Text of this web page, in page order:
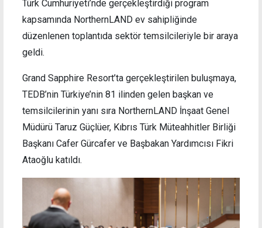
Türk Cumhuriyeti’nde gerçekleştirdiği program
kapsamında NorthernLAND ev sahipliğinde
düzenlenen toplantıda sektör temsilcileriyle bir araya
geldi.
Grand Sapphire Resort’ta gerçekleştirilen buluşmaya,
TEDB’nin Türkiye’nin 81 ilinden gelen başkan ve
temsilcilerinin yanı sıra NorthernLAND İnşaat Genel
Müdürü Taruz Güçlüer, Kıbrıs Türk Müteahhitler Birliği
Başkanı Cafer Gürcafer ve Başbakan Yardımcısı Fikri
Ataoğlu katıldı.